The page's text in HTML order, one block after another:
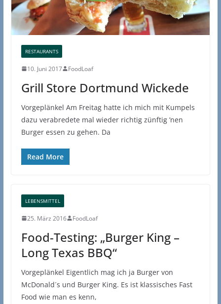
RESTAURANTS
10. Juni 2017 FoodLoaf
Grill Store Dortmund Wickede
Vorgeplänkel Am Freitag hatte ich mich mit Kumpels
dazu verabredete mal wieder richtig zünftig ’nen
Burger essen zu gehen. Da
Read More
LEBENSMITTEL
25. März 2016 FoodLoaf
Food-Testing: „Burger King –
Long Texas BBQ“
Vorgeplänkel Eigentlich mag ich ja Burger von
McDonald´s und Burger King. Es ist klassisches Fast
Food wie man es kenn,